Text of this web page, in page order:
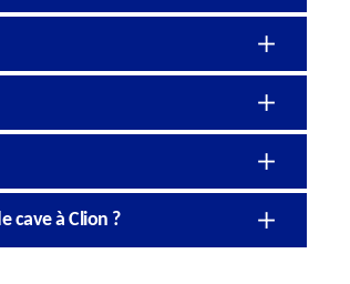
cave à Clion ?